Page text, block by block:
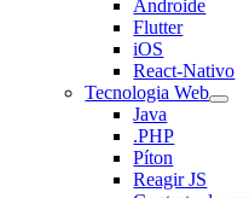
Androide
Flutter
iOS
React-Nativo
Tecnologia Web
Java
.PHP
Píton
Reagir JS